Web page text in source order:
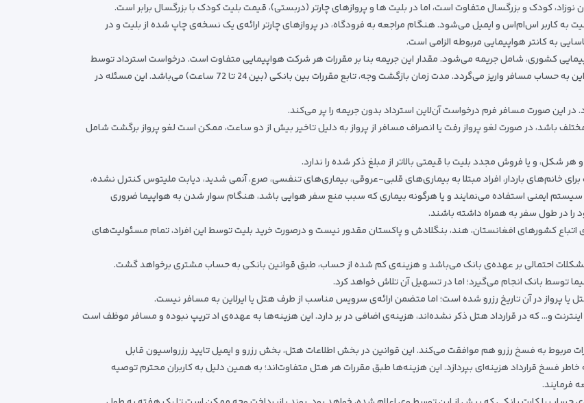
کودک و بزرگسال متفاوت است، اما در بلیت ها و پروازهای چارتر (دربستی)، قیمت بلیت کودک با بزرگسال برابر است.
به کاربر اس‌ام‌اس و ایمیل می‌شود. هنگام مراجعه به فرودگاه، در پروازهای چارتر ارائه‌ی یک نسخه‌ی چاپ شده از بلیت و در
به کانتر هواپیمایی مربوطه الزامی است.
کشوری، شامل جریمه‌ می‌شود. مقدار این جریمه بنا بر مقررات هر شرکت هواپیمایی متفاوت است. درخواست استرداد توسط
مسافر، مبلغ جریمه از قیمت بلیط کسر شده و بقیه‌ی پول، به‌طور آنلاین به حساب مسافر واریز می‌گردد. مدت زمان بازگشت وجه، تابع مقررات بین بانکی (بین 24 تا 72 ساعت) می‌باشد. این مسئله در
در این صورت مسافر فرم درخواست آن‌لاین استرداد بدون جریمه را پر می‌کند.
باشد، در صورت لغو پرواز رفت یا انصراف مسافر از پرواز به دلیل تاخیر بیش از دو ساعت، ممکن است لغو پرواز برگشت شامل
شکل، و یا فروش مجدد بلیت با قیمتی بالاتر از مبلغ ذکر شده را ندارد.
خانم‌های باردار، افراد مبتلا به بیماری‌های قلبی-عروقی، بیماری‌های تنفسی، صرع، آنمی شدید، دیابت ملیتوس کنترل نشده،
ایمنی استفاده می‌نمایند و یا هرگونه بیماری که سبب منع سفر هوایی باشد، هنگام سوار شدن به هواپیما ضروری
را در طول سفر به همراه داشته باشند.
اتباع کشورهای افغانستان، هند، بنگلادش و پاکستان مقدور نیست و درصورت خرید بلیت توسط این افراد، تمام مسئولیت‌های
احتمالی بر عهده‌ی بانک می‌باشد و هزینه‌ی کم شده از حساب، طبق قوانین بانکی به حساب مشتری برخواهد گشت.
توسط بانک انجام می‌گیرد؛ اما در تسهیل آن تلاش خواهد کرد.
پرواز در آن تاریخ رزرو شده است؛ اما متضمن ارائه‌ی سرویس مناسب از طرف هتل یا ایرلاین به مسافر نیست.
اینترنت و… که در قرارداد هتل ذکر نشده‌اند، هزینه‌ی اضافی در بر دارد. این هزینه‌ها به عهده‌ی اد تریپ نبوده و مسافر موظف است
مقررات مربوط به فسخ رزرو هم موافقت می‌کند. این قوانین در بخش اطلاعات هتل، بخش رزرو و ایمیل تایید رزرواسیون قابل
فسخ قرارداد هزینه‌ای بپردازد. این هزینه‌ها طبق مقررات هر هتل متفاوت‌اند؛ به همین دلیل به کاربران محترم توصیه
فرمایند.